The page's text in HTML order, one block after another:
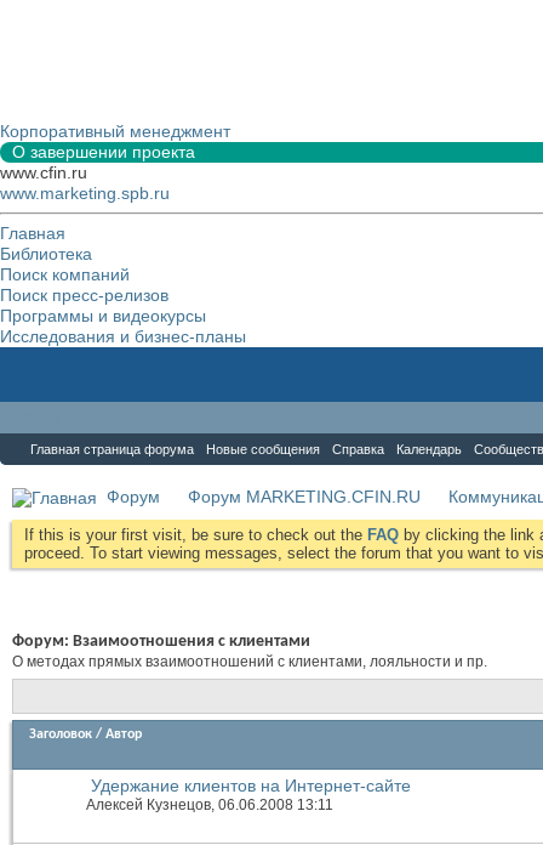
Корпоративный менеджмент
О завершении проекта
www.cfin.ru
www.marketing.spb.ru
Главная
Библиотека
Поиск компаний
Поиск пресс-релизов
Программы и видеокурсы
Исследования и бизнес-планы
Главная страница форума Новые сообщения Справка Календарь
Форум Форум MARKETING.CFIN.RU
If this is your first visit, be sure to check out the FAQ by clicking the link
proceed. To start viewing messages, select the forum that you want to
Форум: Взаимоотношения с клиентами
О методах прямых взаимоотношений с клиентами, лояльности и пр.
Заголовок / Автор
Удержание клиентов на Интернет-сайте
Алексей Кузнецов, 06.06.2008 13:11